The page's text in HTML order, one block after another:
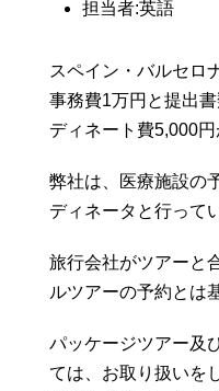
担当者:英語
スペイン・バルセロ
事務費1万円と提出
ディネート費5,000円
弊社は、医療施設の
ディネータと行って
旅行会社がツアーと
ルツアーの予約とは
パッケージツアー及
ては、お取り扱いを